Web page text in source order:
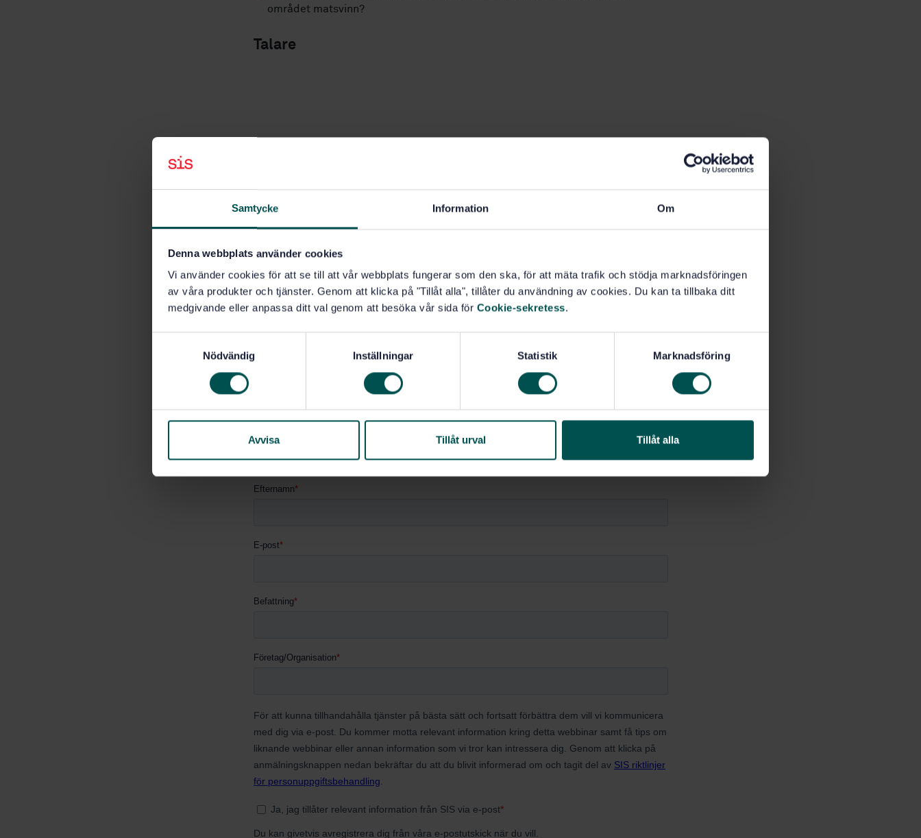
Samtycke Information Om
Denna webbplats använder cookies
Vi använder cookies för att se till att vår webbplats fungerar som den ska, för att mäta trafik och stödja marknadsföringen
av våra produkter och tjänster. Genom att klicka på "Tillåt alla", tillåter du användning av cookies. Du kan ta tillbaka ditt
medgivande eller anpassa ditt val genom att besöka vår sida för Cookie-sekretess.
s
Nödvändig Inställningar Statistik Marknadsföring
Avvisa Tillåt urval Tillåt alla
området matsvinn?
Talare
foder
SIS
Kontakt
Vill du veta mer är du välkommen att kontakta Lorena Olivares
Anmälan